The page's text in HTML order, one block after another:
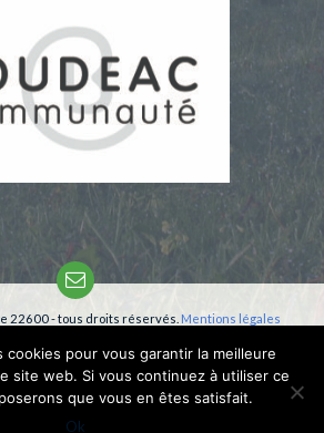
Email
22600 - tous droits réservés. Mentions légales
cookies pour vous garantir la meilleure
site web. Si vous continuez à utiliser ce
que vous en êtes satisfait.
Ok